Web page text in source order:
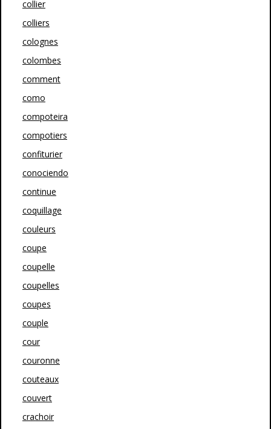
collier
colliers
colognes
colombes
comment
como
compoteira
compotiers
confiturier
conociendo
continue
coquillage
couleurs
coupe
coupelle
coupelles
coupes
couple
cour
couronne
couteaux
couvert
crachoir